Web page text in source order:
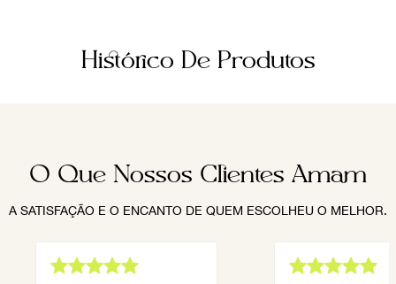
Histórico De Produtos
O Que Nossos Clientes Amam
A SATISFAÇÃO E O ENCANTO DE QUEM ESCOLHEU O MELHOR.